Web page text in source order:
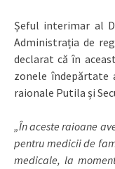
Șeful interimar al
Administrația de
declarat că în
zonele îndepărtate
raionale Putila și
„În aceste raioane
pentru medicii de
medicale, la